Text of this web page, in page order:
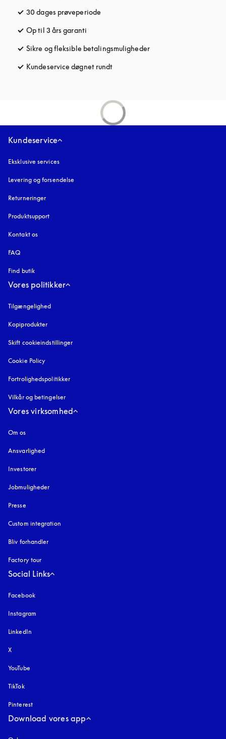
30 dages prøveperiode
Op til 3 års garanti
Sikre og fleksible betalingsmulighederåbnes under en ny fane
Kundeservice døgnet rundt
Kundeservice
Eksklusive services
Levering og forsendelse
Returneringer
Produktsupport
Kontakt os
FAQ
Find butik
Vores politikker
Tilgængelighed
Kopiprodukter
Skift cookieindstillinger
Cookie Policy
Fortrolighedspolitikker
Vilkår og betingelser
Vores virksomhed
Om os
Ansvarlighed
Investorer
Jobmuligheder
Presse
Custom integration
Bliv forhandler
Factory tour
Social Links
Facebook
Instagram
LinkedIn
X
YouTube
TikTok
Pinterest
Download vores app